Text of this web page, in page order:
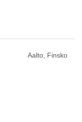
Aalto, Finsko